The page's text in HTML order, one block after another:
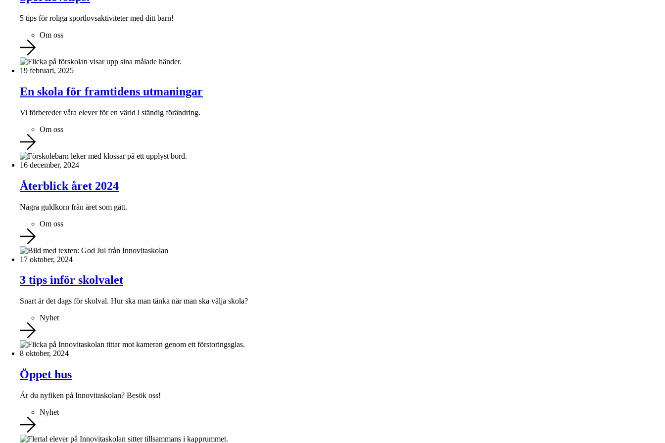
5 tips för roliga sportlovsaktiviteter med ditt barn!
Om oss
19 februari, 2025
En skola för framtidens utmaningar
Vi förbereder våra elever för en värld i ständig förändring.
Om oss
16 december, 2024
Återblick året 2024
Några guldkorn från året som gått.
Om oss
17 oktober, 2024
3 tips inför skolvalet
Snart är det dags för skolval. Hur ska man tänka när man ska välja skola?
Nyhet
8 oktober, 2024
Öppet hus
Är du nyfiken på Innovitaskolan? Besök oss!
Nyhet